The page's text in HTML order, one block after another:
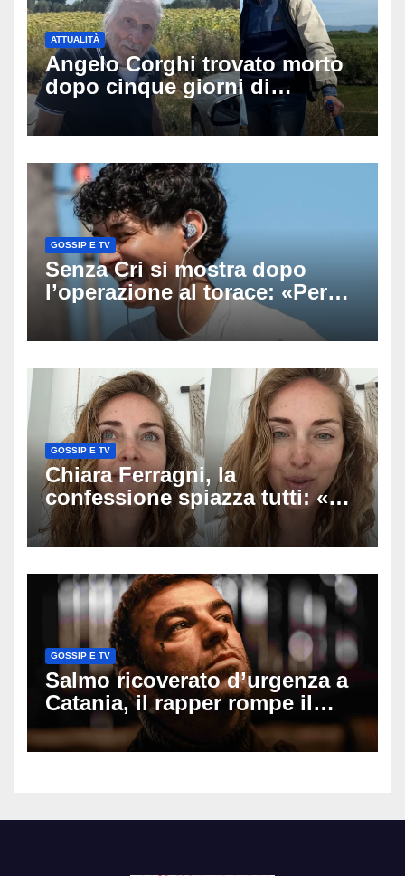
ATTUALITÀ
Angelo Corghi trovato morto
dopo cinque giorni di
ricerche: il giallo dell’80enne
scomparso dopo essere
GOSSIP E TV
Senza Cri si mostra dopo
l’operazione al torace: «Per
anni mi sentivo in trappola», il
racconto sul difficile percorso
GOSSIP E TV
Chiara Ferragni, la
confessione spiazza tutti: «Un
mio ex voleva che mi rifacessi
il seno». Poi svela i ritocchi di
GOSSIP E TV
Salmo ricoverato d’urgenza a
Catania, il rapper rompe il
silenzio dopo la notte in
ospedale: come sta e cosa